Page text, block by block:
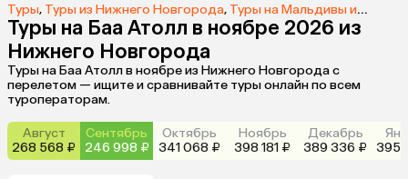
Туры, Туры из Нижнего Новгорода, Туры на Мальдивы из Нижнего Новгорода
Туры на Баа Атолл в ноябре 2026 из
Нижнего Новгорода
Туры на Баа Атолл в ноябре из Нижнего Новгорода с
перелетом — ищите и сравнивайте туры онлайн по всем
туроператорам.
Август
268 568 ₽
Сентябрь
246 998 ₽
Октябрь
341 068 ₽
Ноябрь
398 181 ₽
Декабрь
389 336 ₽
395